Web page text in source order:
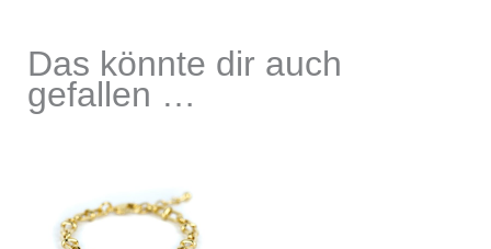
Das könnte dir auch
gefallen …